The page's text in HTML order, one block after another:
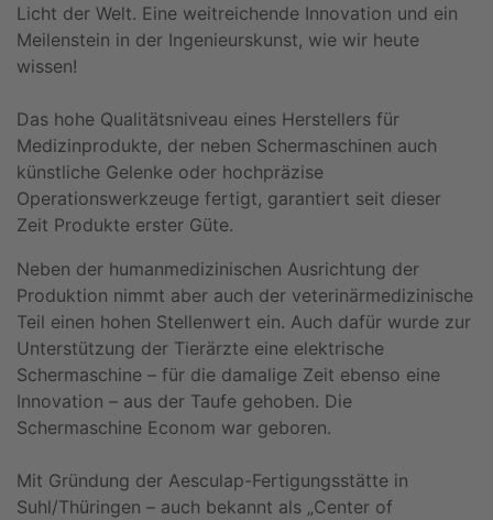
Licht der Welt. Eine weitreichende Innovation und ein
Meilenstein in der Ingenieurskunst, wie wir heute
wissen!
Das hohe Qualitätsniveau eines Herstellers für
Medizinprodukte, der neben Schermaschinen auch
künstliche Gelenke oder hochpräzise
Operationswerkzeuge fertigt, garantiert seit dieser
Zeit Produkte erster Güte.
Neben der humanmedizinischen Ausrichtung der
Produktion nimmt aber auch der veterinärmedizinische
Teil einen hohen Stellenwert ein. Auch dafür wurde zur
Unterstützung der Tierärzte eine elektrische
Schermaschine – für die damalige Zeit ebenso eine
Innovation – aus der Taufe gehoben. Die
Schermaschine Econom war geboren.
Mit Gründung der Aesculap-Fertigungsstätte in
Suhl/Thüringen – auch bekannt als „Center of